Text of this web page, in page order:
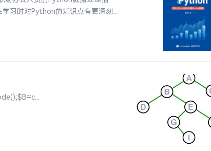
习时对Python的知识点有更深刻...